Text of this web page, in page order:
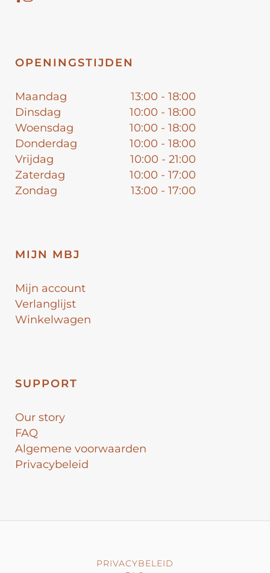
OPENINGSTIJDEN
Maandag
13:00 - 18:00
Dinsdag
10:00 - 18:00
Woensdag
10:00 - 18:00
Donderdag
10:00 - 18:00
Vrijdag
10:00 - 21:00
Zaterdag
10:00 - 17:00
Zondag
13:00 - 17:00
MIJN MBJ
Mijn account
Verlanglijst
Winkelwagen
SUPPORT
Our story
FAQ
Algemene voorwaarden
Privacybeleid
PRIVACYBELEID